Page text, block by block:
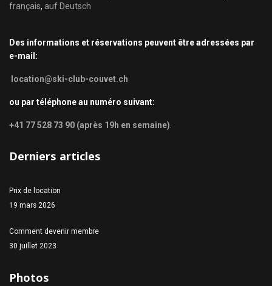
français, auf Deutsch
Des informations et réservations peuvent être adressées par
e-mail:
location@ski-club-couvet.ch
ou par téléphone au numéro suivant:
+41 77 528 73 90 (après 19h en semaine)
Derniers articles
Prix de location
19 mars 2026
Comment devenir membre
30 juillet 2023
Photos